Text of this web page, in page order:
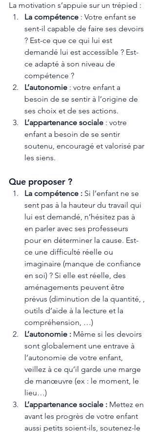
La motivation s’appuie sur un trépied :
La compétence : Votre enfant se
sent-il capable de faire ses devoirs
? Est-ce que ce qui lui est
demandé lui est accessible ? Est-
ce adapté à son niveau de
compétence ?
L’autonomie : votre enfant a
besoin de se sentir à l’origine de
ses choix et de ses actions.
L’appartenance sociale : votre
enfant a besoin de se sentir
soutenu, encouragé et valorisé par
les siens.
Que proposer ?
La compétence : Si l’enfant ne se
sent pas à la hauteur du travail qui
lui est demandé, n’hésitez pas à
en parler avec ses professeurs
pour en déterminer la cause. Est-
ce une difficulté réelle ou
imaginaire (manque de confiance
en soi) ? Si elle est réelle, des
aménagements peuvent être
prévus (diminution de la quantité, ,
outils d’aide à la lecture et la
compréhension, …)
L’autonomie : Même si les devoirs
sont globalement une entrave à
l’autonomie de votre enfant,
veillez à ce qu’il garde une marge
de manœuvre (ex : le moment, le
lieu…)
L’appartenance sociale : Mettez en
avant les progrès de votre enfant
aussi petits soient-ils, soutenez-le